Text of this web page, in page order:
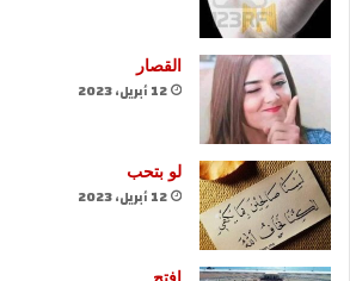
القصار
12 أبريل، 2023
لو بتحب
12 أبريل، 2023